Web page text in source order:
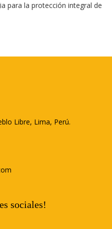
para la protección integral de
Libre, Lima, Perú.
sociales!